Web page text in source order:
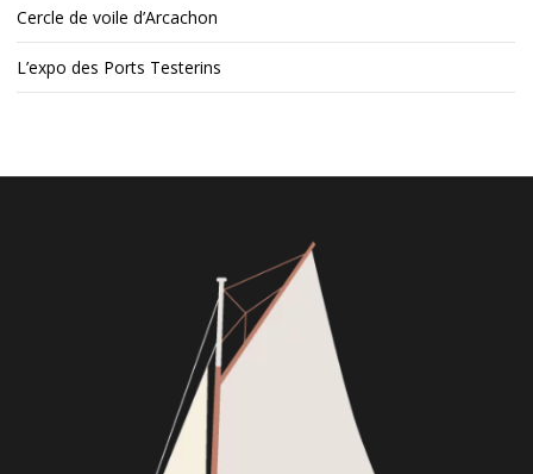
Cercle de voile d’Arcachon
L’expo des Ports Testerins